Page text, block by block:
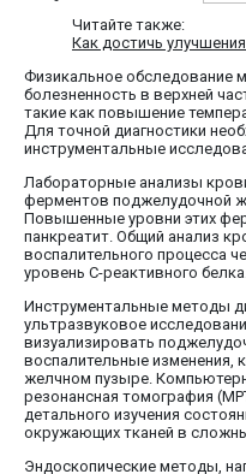
Читайте также:
Как достичь
Физикальное обследование
болезненность в верхней
такие как повышение
Для точной диагностики
инструментальные
Лабораторные анализы
ферментов поджелудочной
Повышенные уровни этих
панкреатит. Общий анализ
воспалительного процесса
уровень С-реактивного белка.
Инструментальные методы
ультразвуковое
визуализировать
воспалительные изменения,
желчном пузыре.
резонансная томография
детального изучения
окружающих тканей в
Эндоскопические методы,